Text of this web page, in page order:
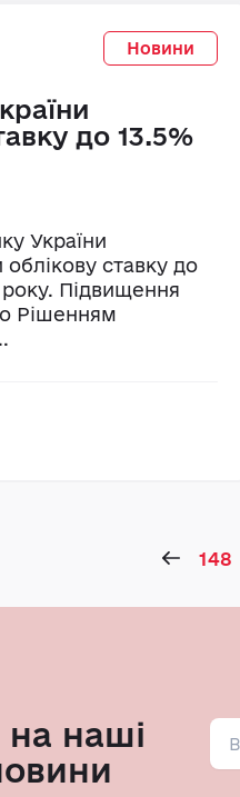
Новини
до 13.5%
України
ставку до
року. Підвищення
Рішенням
148
на наші